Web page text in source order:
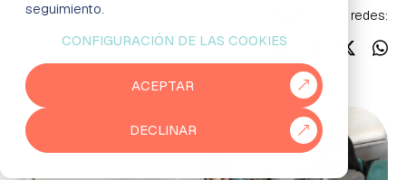
seguimiento.
CONFIGURACIÓN DE LAS COOKIES
ACEPTAR
DECLINAR
EMPRESAS
PARTNERS
931 76 23 43
Síguenos en redes: